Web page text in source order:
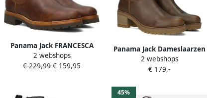
Panama Jack FRANCESCA
IGLOO B5 Bruine stoere
Chelsea boot met lamswol
2 webshops
€ 229,99 € 159,95
Panama Jack Dameslaarzen
van leer met middelhoge
hak en rits Brown Dames
2 webshops
€ 179,-
45%